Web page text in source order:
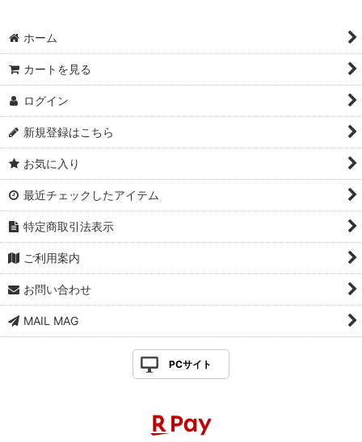
ホーム
カートを見る
ログイン
新規登録はこちら
お気に入り
最近チェックしたアイテム
特定商取引法表示
ご利用案内
お問い合わせ
MAIL MAG
PCサイト